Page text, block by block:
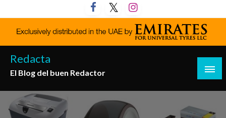
al
contenido
Redacta
El Blog del buen Redactor